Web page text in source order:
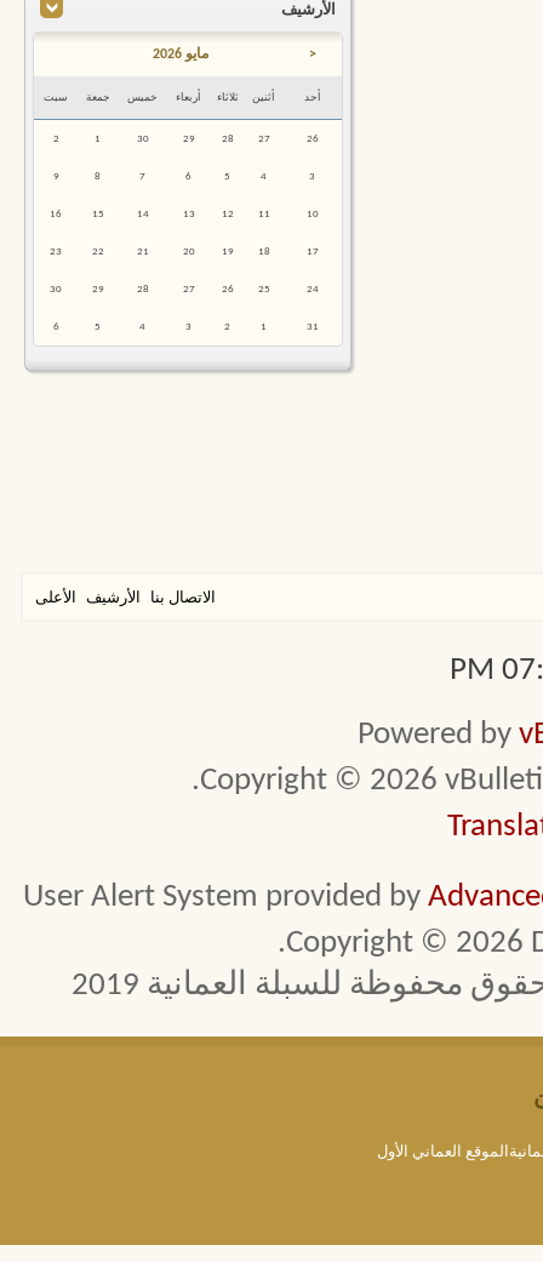
الأرشيف
< مايو 2026
أحد أثنين ثلاثاء أربعاء خميس جمعة سبت
26
27
28
29
30
1
2
3
4
5
6
7
8
9
10
11
12
13
14
15
16
17
18
19
20
21
22
23
24
25
26
27
28
29
30
31
1
2
3
4
5
6
الاتصال بنا الأرشيف الأعلى
Powered by
Copyright © 2026
User Alert System provided by
Copyright © 2026
محفوظة للسبلة العمانية 2019
العماني الأول